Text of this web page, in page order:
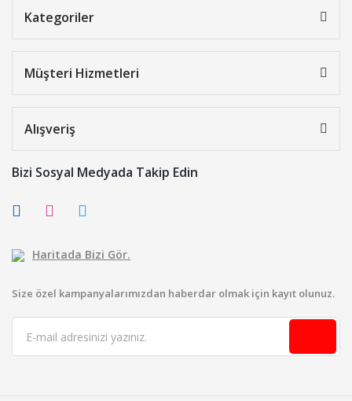
Kategoriler
Müşteri Hizmetleri
Alışveriş
Bizi Sosyal Medyada Takip Edin
Haritada Bizi Gör.
Size özel kampanyalarımızdan haberdar olmak için kayıt olunuz.